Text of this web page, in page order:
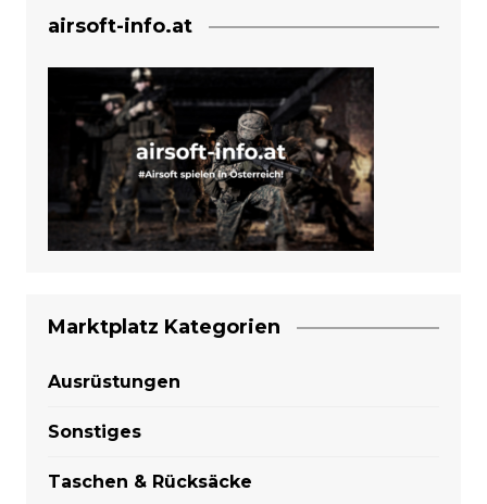
airsoft-info.at
Marktplatz Kategorien
Ausrüstungen
Sonstiges
Taschen & Rücksäcke